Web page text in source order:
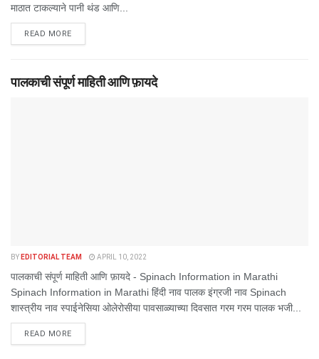
माठात टाकल्याने पानी थंड आणि...
READ MOREDETAILS
पालकाची संपूर्ण माहिती आणि फ़ायदे
BY EDITORIAL TEAM APRIL 10, 2022
पालकाची संपूर्ण माहिती आणि फ़ायदे - Spinach Information in Marathi
Spinach Information in Marathi हिंदी नाव पालक इंग्रजी नाव Spinach
शास्त्रीय नाव स्पाईनेसिया ओलेरोसीया पावसाळ्याच्या दिवसात गरम गरम पालक भजी...
READ MOREDETAILS